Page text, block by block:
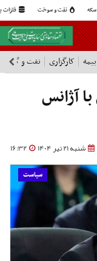
نفت و سوخت فلزات
بیمه کارگزاری نفت و گاز
آژانس
شنبه 21 تیر 1404 16:32
سیاست